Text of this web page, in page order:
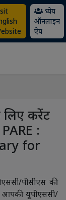
ध्येय
ऑनलाइन
ऐप
लिए करेंट
:
for
पीसीएस की
आपकी यूपीएससी/